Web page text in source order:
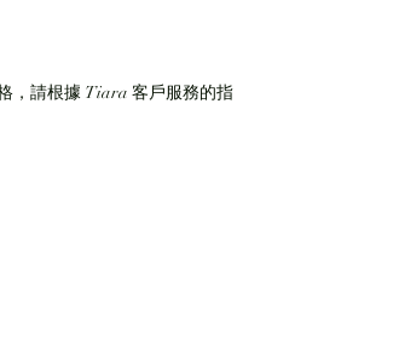
，請根據 Tiara 客戶服務的指